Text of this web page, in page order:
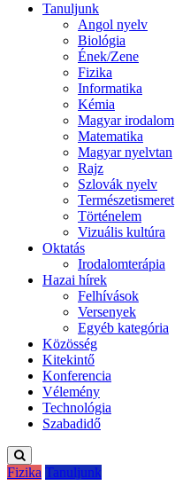
Tanuljunk
Angol nyelv
Biológia
Ének/Zene
Fizika
Informatika
Kémia
Magyar irodalom
Matematika
Magyar nyelvtan
Rajz
Szlovák nyelv
Természetismeret
Történelem
Vizuális kultúra
Oktatás
Irodalomterápia
Hazai hírek
Felhívások
Versenyek
Egyéb kategória
Közösség
Kitekintő
Konferencia
Vélemény
Technológia
Szabadidő
Fizika Tanuljunk